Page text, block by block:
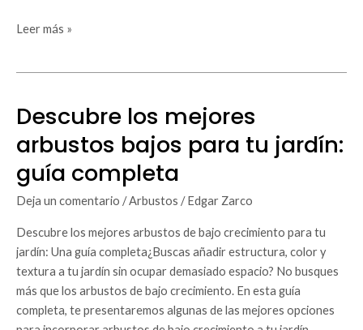
Leer más »
Descubre los mejores
arbustos bajos para tu jardín:
guía completa
Deja un comentario /Arbustos /Edgar Zarco
Descubre los mejores arbustos de bajo crecimiento para tu
jardín: Una guía completa¿Buscas añadir estructura, color y
textura a tu jardín sin ocupar demasiado espacio? No busques
más que los arbustos de bajo crecimiento. En esta guía
completa, te presentaremos algunas de las mejores opciones
Descubre
mejores
arbustos
bajos
para
tu
jardín:
guía
completa